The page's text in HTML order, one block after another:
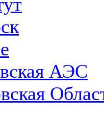
АЭС